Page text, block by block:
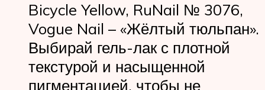
Bicycle Yellow, RuNail № 3076,
Vogue Nail – «Жёлтый тюльпан».
Выбирай гель-лак с плотной
текстурой и насыщенной
пигментацией, чтобы не